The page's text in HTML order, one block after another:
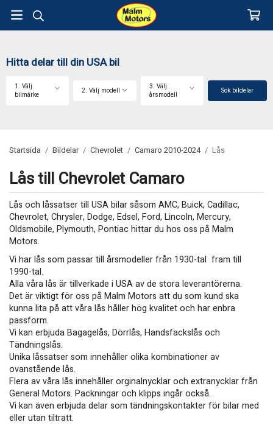
Hitta delar till din USA bil
1. Välj
bilmärke
2. Välj modell
3. Välj
årsmodell
Sök bildelar
Startsida / Bildelar / Chevrolet / Camaro 2010-2024 / Lås
Lås till Chevrolet Camaro
Lås och låssatser till USA bilar såsom AMC, Buick, Cadillac,
Chevrolet, Chrysler, Dodge, Edsel, Ford, Lincoln, Mercury,
Oldsmobile, Plymouth, Pontiac hittar du hos oss på Malm
Motors.
Vi har lås som passar till årsmodeller från 1930-tal fram till
1990-tal.
Alla våra lås är tillverkade i USA av de stora leverantörerna.
Det är viktigt för oss på Malm Motors att du som kund ska
kunna lita på att våra lås håller hög kvalitet och har enbra
passform.
Vi kan erbjuda Bagagelås, Dörrlås, Handsfackslås och
Tändningslås.
Unika låssatser som innehåller olika kombinationer av
ovanstående lås.
Flera av våra lås innehåller orginalnycklar och extranycklar från
General Motors. Packningar och klipps ingår också.
​​​​​​​Vi kan även erbjuda delar som tändningskontakter för bilar med
eller utan tiltratt.